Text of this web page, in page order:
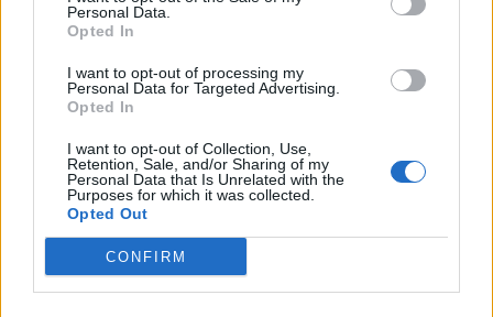
Personal Data.
Opted In
I want to opt-out of processing my
Personal Data for Targeted Advertising.
Opted In
I want to opt-out of Collection, Use,
Retention, Sale, and/or Sharing of my
Personal Data that Is Unrelated with the
Purposes for which it was collected.
Opted Out
CONFIRM
Υπό έλεγχο η φωτιά σε ισόγειο κατάστημα στο Παλαιό
Φάληρο - Εκκενώθηκε προληπτικά πολυκατοικία
Ενές Καντέρ: Ο Τούρκος πρώην σέντερ δηλώνει
υποψήφιος να παίξει στο... WNBA